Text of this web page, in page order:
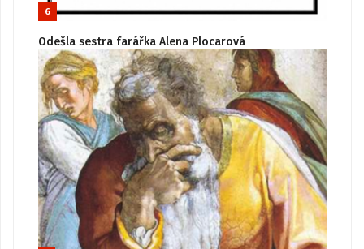
6
Odešla sestra farářka Alena Plocarová